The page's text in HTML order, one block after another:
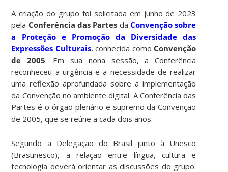
A criação do grupo foi solicitada em junho de 2023
pela Conferência das Partes da Convenção sobre
a Proteção e Promoção da Diversidade das
Expressões Culturais, conhecida como Convenção
de 2005. Em sua nona sessão, a Conferência
reconheceu a urgência e a necessidade de realizar
uma reflexão aprofundada sobre a implementação
da Convenção no ambiente digital. A Conferência das
Partes é o órgão plenário e supremo da Convenção
de 2005, que se reúne a cada dois anos.
Segundo a Delegação do Brasil junto à Unesco
(Brasunesco), a relação entre língua, cultura e
tecnologia deverá orientar as discussões do grupo.